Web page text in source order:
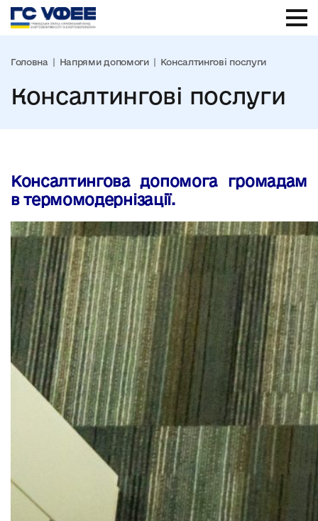
Головна Напрями допомоги Консалтингові послуги
Консалтингові послуги
Консалтингова допомога громадам
в термомодернізації.